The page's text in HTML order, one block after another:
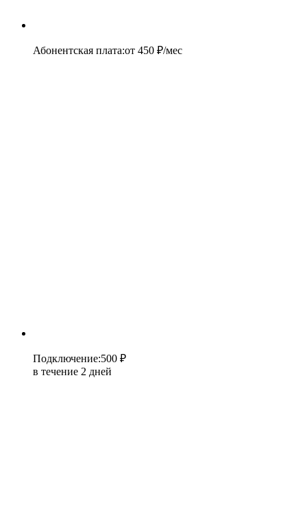
Абонентская плата:от 450 ₽/мес
Подключение:500 ₽
в течение 2 дней